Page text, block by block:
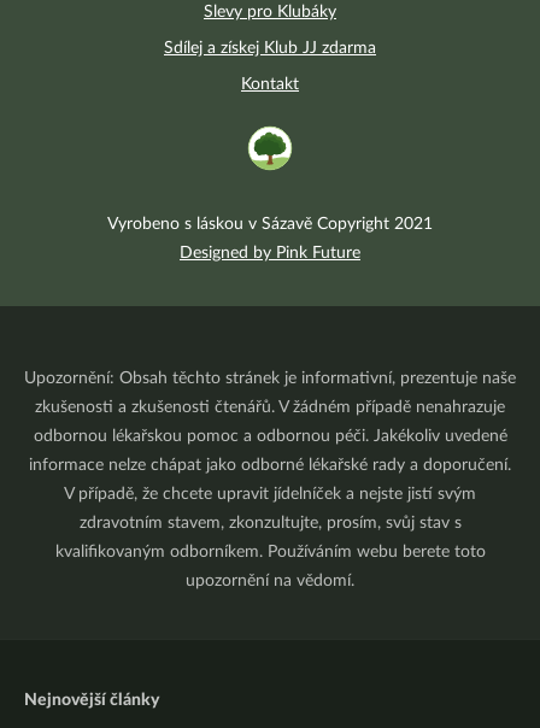
Slevy pro Klubáky
Sdílej a získej Klub JJ zdarma
Kontakt
Vyrobeno s láskou v Sázavě Copyright 2021
Designed by Pink Future
Upozornění: Obsah těchto stránek je informativní, prezentuje naše
zkušenosti a zkušenosti čtenářů. V žádném případě nenahrazuje
odbornou lékařskou pomoc a odbornou péči. Jakékoliv uvedené
informace nelze chápat jako odborné lékařské rady a doporučení.
V případě, že chcete upravit jídelníček a nejste jistí svým
zdravotním stavem, zkonzultujte, prosím, svůj stav s
kvalifikovaným odborníkem. Používáním webu berete toto
upozornění na vědomí.
Nejnovější články